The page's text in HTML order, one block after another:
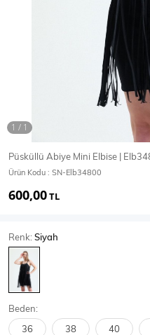
Mont & Kaban
T-Shirt
Body
SPOR GİYİM
Püsküllü Abiye Mini Elbise |
Ürün Kodu : SN-Elb34800
600,00TL
Renk:Siyah
Beden:
36 38 40